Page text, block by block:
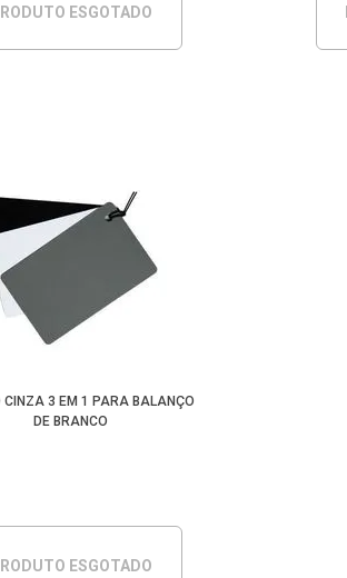
ESGOTADO
CINZA 3 EM 1 PARA BALANÇO
DE BRANCO
ESGOTADO